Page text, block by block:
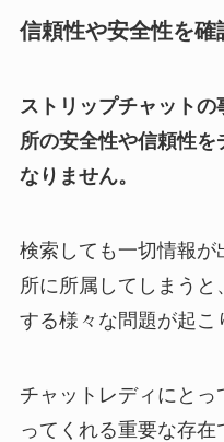
信頼性や安全性を確
ストリップチャット
所の安全性や信頼性
なりません。
検索しても一切情報
所に所属してしまうと
する様々な問題が起こ
チャットレディにと
ってくれる重要な存